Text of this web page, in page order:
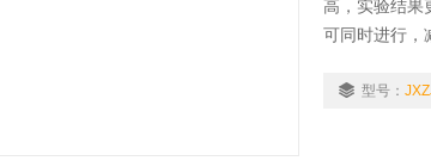
高，实验结果
可同时进行，
型号：